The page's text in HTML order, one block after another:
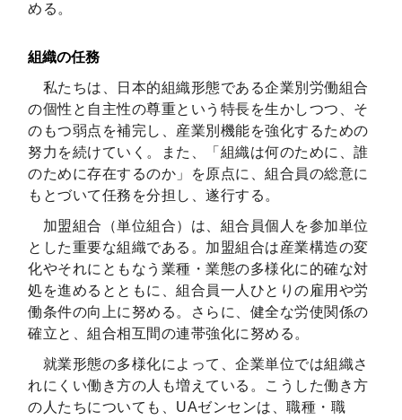
める。
組織の任務
私たちは、日本的組織形態である企業別労働組合
の個性と自主性の尊重という特長を生かしつつ、そ
のもつ弱点を補完し、産業別機能を強化するための
努力を続けていく。また、「組織は何のために、誰
のために存在するのか」を原点に、組合員の総意に
もとづいて任務を分担し、遂行する。
加盟組合（単位組合）は、組合員個人を参加単位
とした重要な組織である。加盟組合は産業構造の変
化やそれにともなう業種・業態の多様化に的確な対
処を進めるとともに、組合員一人ひとりの雇用や労
働条件の向上に努める。さらに、健全な労使関係の
確立と、組合相互間の連帯強化に努める。
就業形態の多様化によって、企業単位では組織さ
れにくい働き方の人も増えている。こうした働き方
の人たちについても、UAゼンセンは、職種・職